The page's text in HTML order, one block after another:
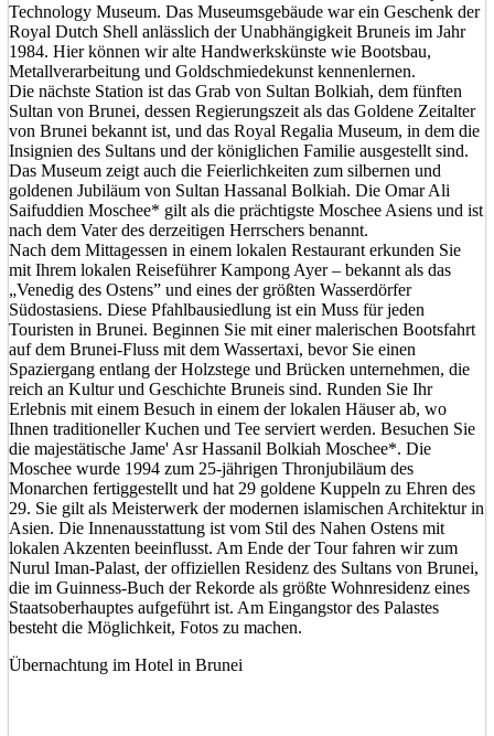
Technology Museum. Das Museumsgebäude war ein Geschenk der
Royal Dutch Shell anlässlich der Unabhängigkeit Bruneis im Jahr
1984. Hier können wir alte Handwerkskünste wie Bootsbau,
Metallverarbeitung und Goldschmiedekunst kennenlernen.
Die nächste Station ist das Grab von Sultan Bolkiah, dem fünften
Sultan von Brunei, dessen Regierungszeit als das Goldene Zeitalter
von Brunei bekannt ist, und das Royal Regalia Museum, in dem die
Insignien des Sultans und der königlichen Familie ausgestellt sind.
Das Museum zeigt auch die Feierlichkeiten zum silbernen und
goldenen Jubiläum von Sultan Hassanal Bolkiah. Die Omar Ali
Saifuddien Moschee* gilt als die prächtigste Moschee Asiens und ist
nach dem Vater des derzeitigen Herrschers benannt.
Nach dem Mittagessen in einem lokalen Restaurant erkunden Sie
mit Ihrem lokalen Reiseführer Kampong Ayer – bekannt als das
„Venedig des Ostens” und eines der größten Wasserdörfer
Südostasiens. Diese Pfahlbausiedlung ist ein Muss für jeden
Touristen in Brunei. Beginnen Sie mit einer malerischen Bootsfahrt
auf dem Brunei-Fluss mit dem Wassertaxi, bevor Sie einen
Spaziergang entlang der Holzstege und Brücken unternehmen, die
reich an Kultur und Geschichte Bruneis sind. Runden Sie Ihr
Erlebnis mit einem Besuch in einem der lokalen Häuser ab, wo
Ihnen traditioneller Kuchen und Tee serviert werden. Besuchen Sie
die majestätische Jame' Asr Hassanil Bolkiah Moschee*. Die
Moschee wurde 1994 zum 25-jährigen Thronjubiläum des
Monarchen fertiggestellt und hat 29 goldene Kuppeln zu Ehren des
29. Sie gilt als Meisterwerk der modernen islamischen Architektur in
Asien. Die Innenausstattung ist vom Stil des Nahen Ostens mit
lokalen Akzenten beeinflusst. Am Ende der Tour fahren wir zum
Nurul Iman-Palast, der offiziellen Residenz des Sultans von Brunei,
die im Guinness-Buch der Rekorde als größte Wohnresidenz eines
Staatsoberhauptes aufgeführt ist. Am Eingangstor des Palastes
besteht die Möglichkeit, Fotos zu machen.
Übernachtung im Hotel in Brunei